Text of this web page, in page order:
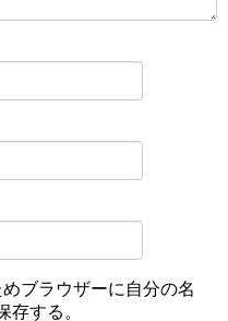
ブラウザーに自分の名
存する。